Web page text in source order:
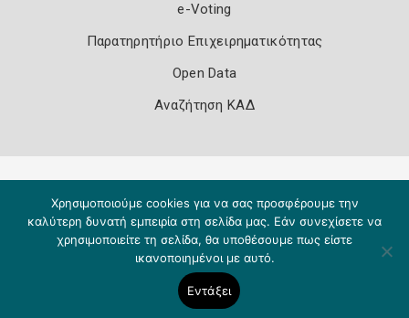
e-Voting
Παρατηρητήριο Επιχειρηματικότητας
Open Data
Αναζήτηση ΚΑΔ
Χρησιμοποιούμε cookies για να σας προσφέρουμε την
καλύτερη δυνατή εμπειρία στη σελίδα μας. Εάν συνεχίσετε να
χρησιμοποιείτε τη σελίδα, θα υποθέσουμε πως είστε
ικανοποιημένοι με αυτό.
Εντάξει
Copyright 2026 Knowledge A.E.